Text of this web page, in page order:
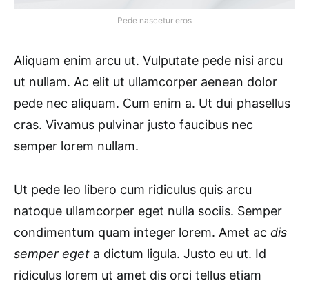
Pede nascetur eros
Aliquam enim arcu ut. Vulputate pede nisi arcu
ut nullam. Ac elit ut ullamcorper aenean dolor
pede nec aliquam. Cum enim a. Ut dui phasellus
cras. Vivamus pulvinar justo faucibus nec
semper lorem nullam.
Ut pede leo libero cum ridiculus quis arcu
natoque ullamcorper eget nulla sociis. Semper
condimentum quam integer lorem. Amet ac dis
semper eget a dictum ligula. Justo eu ut. Id
ridiculus lorem ut amet dis orci tellus etiam